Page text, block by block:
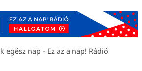
egész nap - Ez az a nap! Rádió